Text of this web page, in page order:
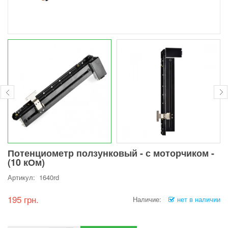
Потенциометр ползунковый - с моторчиком -
(10 кОм)
Артикул: 1640rd
195 грн. Наличие: нет в наличии